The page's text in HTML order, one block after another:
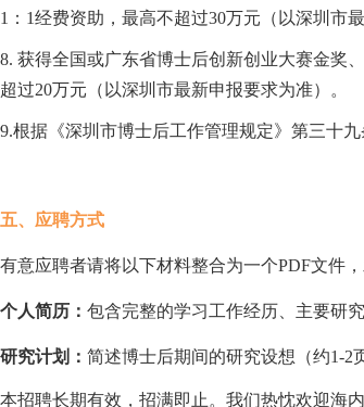
1：1经费资助，最高不超过30万元（以深圳市
8. 获得全国或广东省博士后创新创业大赛金奖
超过20万元（以深圳市最新申报要求为准）。
9.根据《深圳市博士后工作管理规定》第三十
五、应聘方式
有意应聘者请将以下材料整合为一个PDF文件
个人简历： 包含完整的学习工作经历、主要研
研究计划： 简述博士后期间的研究设想（约1-2
本招聘长期有效，招满即止。我们热忱欢迎海